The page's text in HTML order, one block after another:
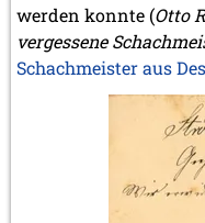
werden konnte (Otto
vergessene
Schachmeister aus